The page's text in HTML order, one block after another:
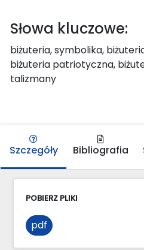
Słowa kluczowe:
biżuteria, symbolika,
biżuteria patriotyczna,
talizmany
Szczegóły Bibliografia
POBIERZ PLIKI
pdf